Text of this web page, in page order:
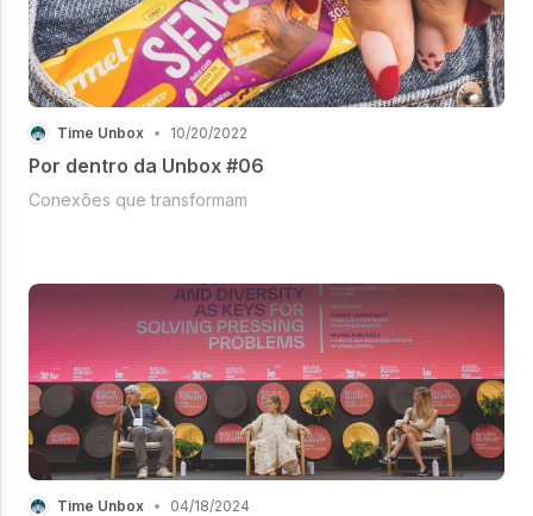
Time Unbox • 10/20/2022
Por dentro da Unbox #06
Conexões que transformam
Time Unbox • 04/18/2024